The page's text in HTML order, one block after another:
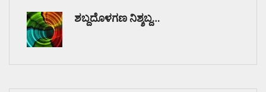
ಶಬ್ದದೊಳಗಣ ನಿಶ್ಶಬ್ದ…